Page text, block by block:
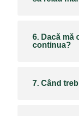
6. Dacă mă
continua?
7. Când